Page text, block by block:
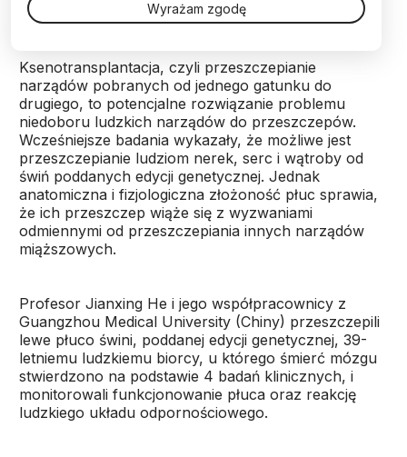
praktyce klinicznej.
Ksenotransplantacja, czyli przeszczepianie
narządów pobranych od jednego gatunku do
drugiego, to potencjalne rozwiązanie problemu
niedoboru ludzkich narządów do przeszczepów.
Wcześniejsze badania wykazały, że możliwe jest
przeszczepianie ludziom nerek, serc i wątroby od
świń poddanych edycji genetycznej. Jednak
anatomiczna i fizjologiczna złożoność płuc sprawia,
że ich przeszczep wiąże się z wyzwaniami
odmiennymi od przeszczepiania innych narządów
miąższowych.
Profesor Jianxing He i jego współpracownicy z
Guangzhou Medical University (Chiny) przeszczepili
lewe płuco świni, poddanej edycji genetycznej, 39-
letniemu ludzkiemu biorcy, u którego śmierć mózgu
stwierdzono na podstawie 4 badań klinicznych, i
monitorowali funkcjonowanie płuca oraz reakcję
ludzkiego układu odpornościowego.
Wyrażam zgodę